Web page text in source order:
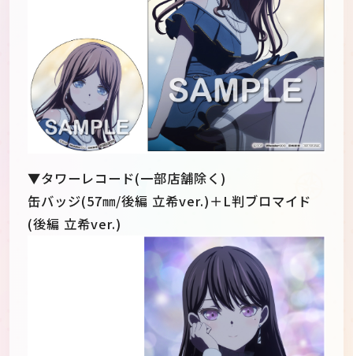
▼タワーレコード(一部店舗除く)
缶バッジ(57㎜/後編 立希ver.)＋L判ブロマイド
(後編 立希ver.)